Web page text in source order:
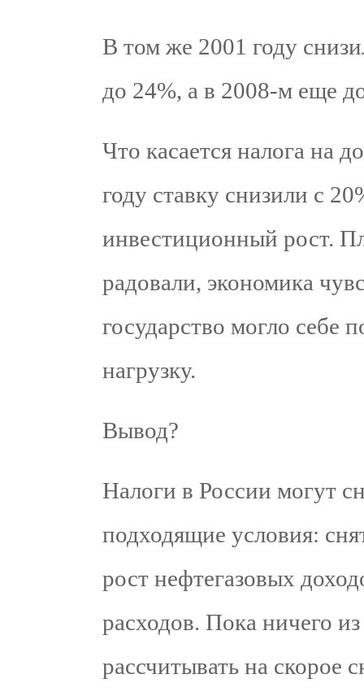
В том же 2001 году
до 24%, а в 2008-м еще
Что касается налога на
году ставку снизили с
инвестиционный рост.
радовали, экономика
государство могло себе
нагрузку.
Вывод?
Налоги в России могут
подходящие условия:
рост нефтегазовых
расходов. Пока ничего
рассчитывать на скорое